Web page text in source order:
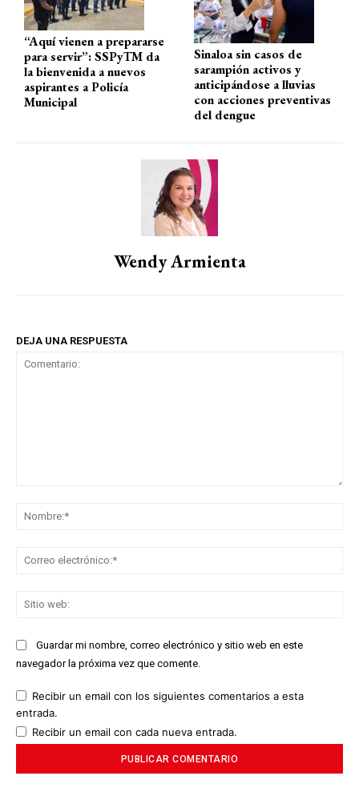
“Aquí vienen a prepararse
para servir”: SSPyTM da
la bienvenida a nuevos
aspirantes a Policía
Municipal
Sinaloa sin casos de
sarampión activos y
anticipándose a lluvias
con acciones preventivas
del dengue
Wendy Armienta
DEJA UNA RESPUESTA
Guardar mi nombre, correo electrónico y sitio web en este
navegador la próxima vez que comente.
Recibir un email con los siguientes comentarios a esta
entrada.
Recibir un email con cada nueva entrada.